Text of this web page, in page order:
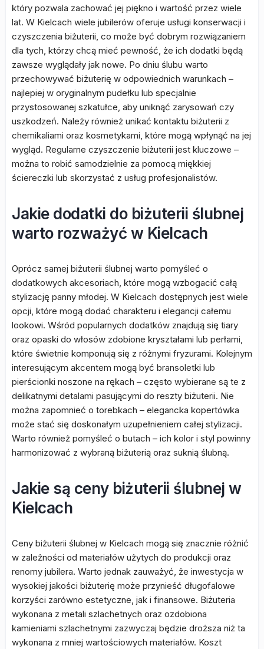
który pozwala zachować jej piękno i wartość przez wiele
lat. W Kielcach wiele jubilerów oferuje usługi konserwacji i
czyszczenia biżuterii, co może być dobrym rozwiązaniem
dla tych, którzy chcą mieć pewność, że ich dodatki będą
zawsze wyglądały jak nowe. Po dniu ślubu warto
przechowywać biżuterię w odpowiednich warunkach –
najlepiej w oryginalnym pudełku lub specjalnie
przystosowanej szkatułce, aby uniknąć zarysowań czy
uszkodzeń. Należy również unikać kontaktu biżuterii z
chemikaliami oraz kosmetykami, które mogą wpłynąć na jej
wygląd. Regularne czyszczenie biżuterii jest kluczowe –
można to robić samodzielnie za pomocą miękkiej
ściereczki lub skorzystać z usług profesjonalistów.
Jakie dodatki do biżuterii ślubnej
warto rozważyć w Kielcach
Oprócz samej biżuterii ślubnej warto pomyśleć o
dodatkowych akcesoriach, które mogą wzbogacić całą
stylizację panny młodej. W Kielcach dostępnych jest wiele
opcji, które mogą dodać charakteru i elegancji całemu
lookowi. Wśród popularnych dodatków znajdują się tiary
oraz opaski do włosów zdobione kryształami lub perłami,
które świetnie komponują się z różnymi fryzurami. Kolejnym
interesującym akcentem mogą być bransoletki lub
pierścionki noszone na rękach – często wybierane są te z
delikatnymi detalami pasującymi do reszty biżuterii. Nie
można zapomnieć o torebkach – elegancka kopertówka
może stać się doskonałym uzupełnieniem całej stylizacji.
Warto również pomyśleć o butach – ich kolor i styl powinny
harmonizować z wybraną biżuterią oraz suknią ślubną.
Jakie są ceny biżuterii ślubnej w
Kielcach
Ceny biżuterii ślubnej w Kielcach mogą się znacznie różnić
w zależności od materiałów użytych do produkcji oraz
renomy jubilera. Warto jednak zauważyć, że inwestycja w
wysokiej jakości biżuterię może przynieść długofalowe
korzyści zarówno estetyczne, jak i finansowe. Biżuteria
wykonana z metali szlachetnych oraz ozdobiona
kamieniami szlachetnymi zazwyczaj będzie droższa niż ta
wykonana z mniej wartościowych materiałów. Koszt